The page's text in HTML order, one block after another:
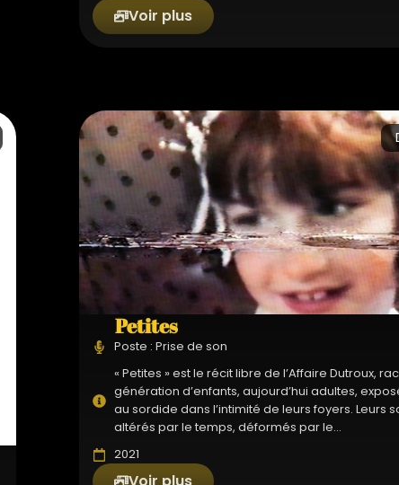
Voir plus
Petites
Poste : Prise de son
« Petites » est le récit libre de l’Affaire Dutroux,
génération d’enfants, aujourd’hui adultes,
au sordide dans l’intimité de leurs foyers. Leurs
altérés par le temps, déformés par le...
2021